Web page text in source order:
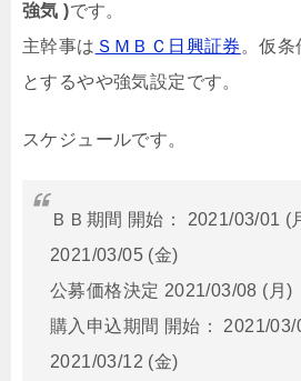
強気 )です。
主幹事は ＳＭＢＣ日興証券 。仮条
とするやや強気設定です。
スケジュールです。
ＢＢ期間 開始： 2021/03/01 (
2021/03/05 (金)
公募価格決定 2021/03/08 (月)
購入申込期間 開始： 2021/03/
2021/03/12 (金)